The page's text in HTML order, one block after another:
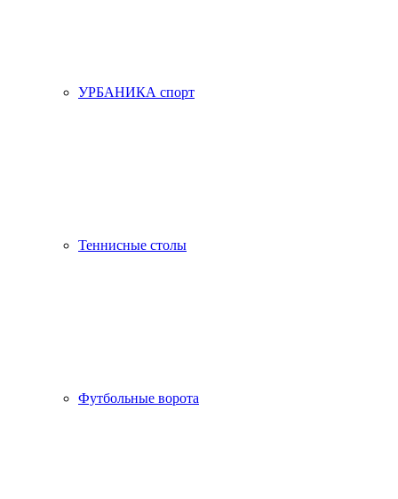
УРБАНИКА спорт
Теннисные столы
Футбольные ворота